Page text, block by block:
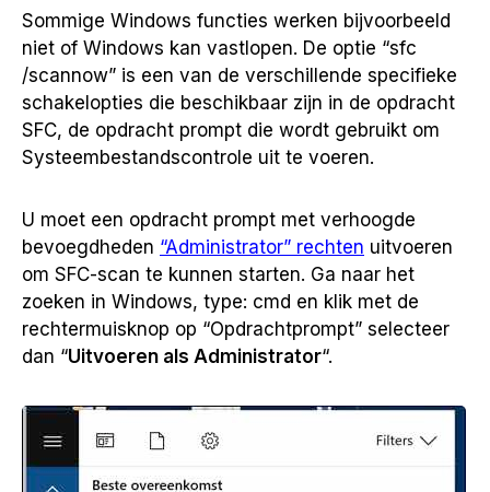
Sommige Windows functies werken bijvoorbeeld
niet of Windows kan vastlopen. De optie “sfc
/scannow” is een van de verschillende specifieke
schakelopties die beschikbaar zijn in de opdracht
SFC, de opdracht prompt die wordt gebruikt om
Systeembestandscontrole uit te voeren.
U moet een opdracht prompt met verhoogde
bevoegdheden “Administrator” rechten uitvoeren
om SFC-scan te kunnen starten. Ga naar het
zoeken in Windows, type: cmd en klik met de
rechtermuisknop op “Opdrachtprompt” selecteer
dan “Uitvoeren als Administrator“.